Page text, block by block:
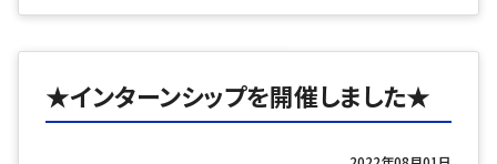
★インターンシップを開催しました★